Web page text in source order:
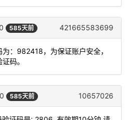
585天前 421665583699
为：982418，为保证账户安全，
码。
585天前 10657026